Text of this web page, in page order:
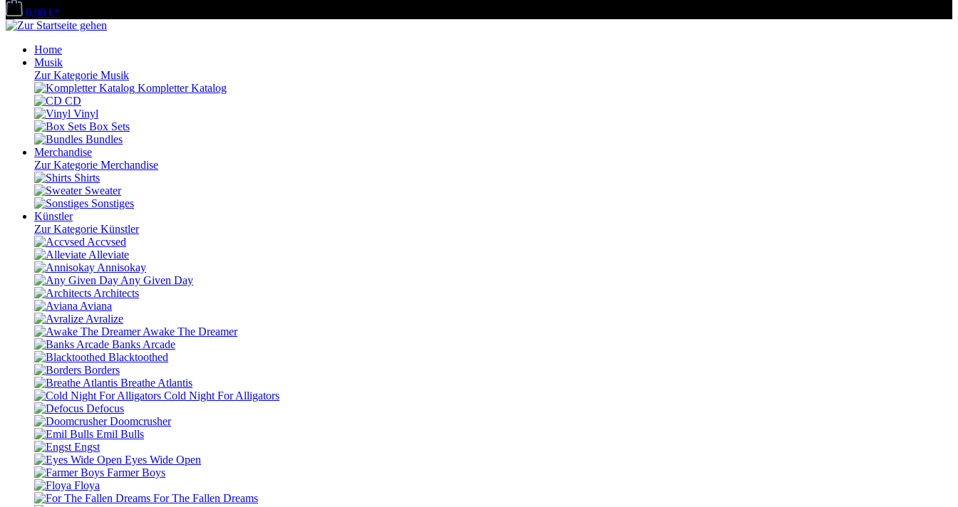
0,00 €*
Home
Musik
Zur Kategorie Musik
Kompletter Katalog
CD
Vinyl
Box Sets
Bundles
Merchandise
Zur Kategorie Merchandise
Shirts
Sweater
Sonstiges
Künstler
Zur Kategorie Künstler
Accvsed
Alleviate
Annisokay
Any Given Day
Architects
Aviana
Avralize
Awake The Dreamer
Banks Arcade
Blacktoothed
Borders
Breathe Atlantis
Cold Night For Alligators
Defocus
Doomcrusher
Emil Bulls
Engst
Eyes Wide Open
Farmer Boys
Floya
For The Fallen Dreams